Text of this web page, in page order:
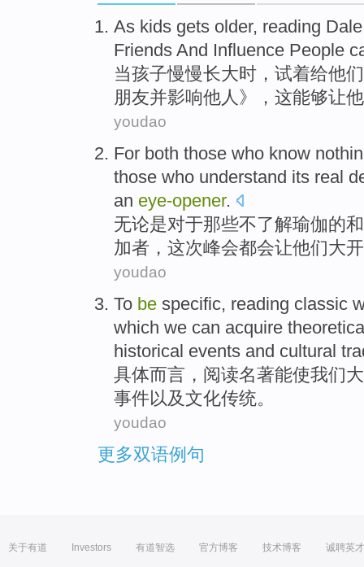
As kids gets older, reading Dale
Friends And Influence People
当孩子慢慢长大时，试着给他们
朋友并影响他人》，这能够让
youdao
For both those who know
those who understand its real
an eye-opener.
无论是对于那些不了解瑜伽的和
加者， 这次峰会都会让他们大
youdao
To be specific, reading classic
which we can acquire
historical events and cultural
具体而言， 阅读名著能使我们
事件以及文化传统。
youdao
更多双语例句
关于有道 Investors 有道智选 官方博客 技术博客 诚聘英才